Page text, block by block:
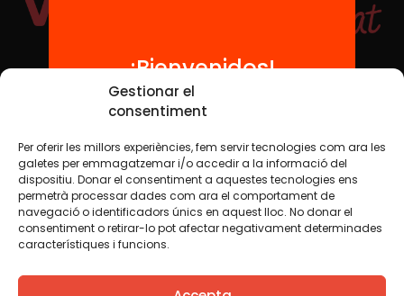
Gestionar el
consentiment
Per oferir les millors experiències, fem servir tecnologies com ara les
galetes per emmagatzemar i/o accedir a la informació del
dispositiu. Donar el consentiment a aquestes tecnologies ens
permetrà processar dades com ara el comportament de
navegació o identificadors únics en aquest lloc. No donar el
consentiment o retirar-lo pot afectar negativament determinades
característiques i funcions.
Redes sociales
TWT YTB IG FB IN
Aviso legalPolítica de cookies
Creemos que el conocimiento debe compartirse. Por eso
¡Bienvenidos!